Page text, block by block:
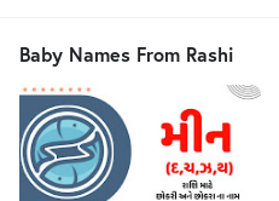
Baby Names From Rashi